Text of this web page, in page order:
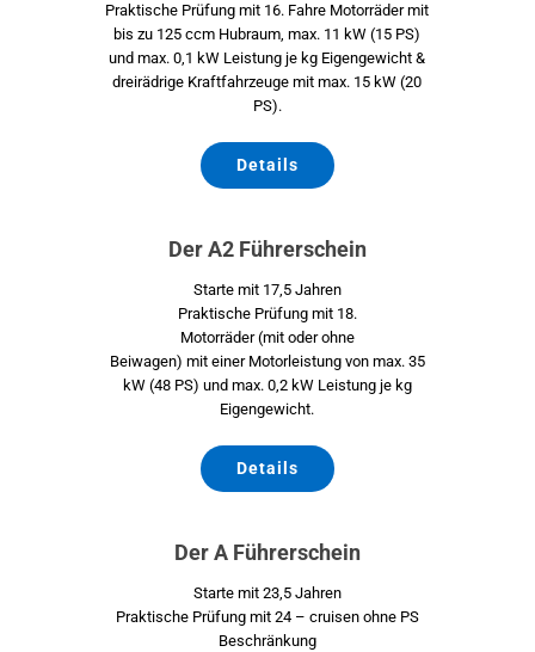
Praktische Prüfung mit 16. Fahre Motorräder mit
bis zu 125 ccm Hubraum, max. 11 kW (15 PS)
und max. 0,1 kW Leistung je kg Eigengewicht &
dreirädrige Kraftfahrzeuge mit max. 15 kW (20
PS).
Details
Der A2 Führerschein
Starte mit 17,5 Jahren
Praktische Prüfung mit 18.
Motorräder (mit oder ohne
Beiwagen) mit einer Motorleistung von max. 35
kW (48 PS) und max. 0,2 kW Leistung je kg
Eigengewicht.
Details
Der A Führerschein
Starte mit 23,5 Jahren
Praktische Prüfung mit 24 – cruisen ohne PS
Beschränkung